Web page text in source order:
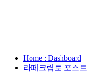
Home : Dashboard
라떼크립토 포스트